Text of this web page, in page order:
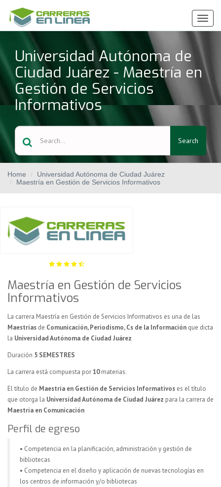
Ver
Menú
Universidad Autónoma de
Ciudad Juárez - Maestría en
Gestión de Servicios
Informativos
Search
Home
Universidad Autónoma de Ciudad Juárez
Maestría en Gestión de Servicios Informativos
Maestría en Gestión de Servicios
Informativos
La carrera Maestría en Gestión de Servicios Informativos es una de las
Maestrías de Comunicación, Periodismo, Cs de la Información que dicta
la Universidad Autónoma de Ciudad Juárez
Duración 5 SEMESTRES
La carrera está compuesta por10materias.
El título de Maestría en Gestión de Servicios Informativos es el título
que otorga la Universidad Autónoma de Ciudad Juárez para la carrera de
Maestría en Comunicación
Perfil de egreso
• Competencia en la planificación, administración y gestión de
bibliotecas
• Competencia en el diseño y aplicación de nuevas tecnologías en
los centros de información y/o bibliotecas